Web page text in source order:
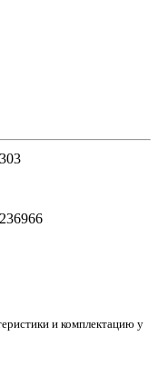
и комплектацию у